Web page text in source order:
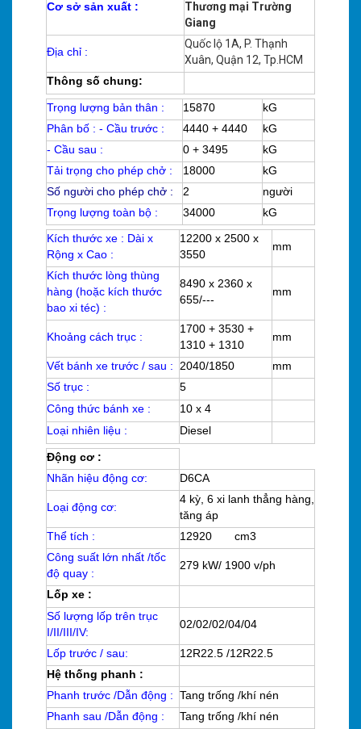
Cơ sở sản xuất :
Thương mại Trường
Giang
Địa chỉ :
Quốc lộ 1A, P. Thạnh
Xuân, Quận 12, Tp.HCM
Thông số chung:
Trọng lượng bản thân : 15870
kG
Phân bố : - Cầu trước :
4440 + 4440
kG
- Cầu sau :
0 + 3495
kG
Tải trọng cho phép chở :
18000
kG
Số người cho phép chở :
2
người
Trọng lượng toàn bộ :
34000
kG
Kích thước xe : Dài x
Rộng x Cao :
12200 x 2500 x
3550
mm
Kích thước lòng thùng
hàng (hoặc kích thước
bao xi téc) :
8490 x 2360 x
655/---
mm
Khoảng cách trục :
1700 + 3530 +
1310 + 1310
mm
Vết bánh xe trước / sau : 2040/1850
mm
Số trục :
5
Công thức bánh xe :
10 x 4
Loại nhiên liệu :
Diesel
Động cơ :
Nhãn hiệu động cơ:
D6CA
Loại động cơ:
4 kỳ, 6 xi lanh thẳng hàng,
tăng áp
Thể tích :
12920 cm3
Công suất lớn nhất /tốc
độ quay :
279 kW/ 1900 v/ph
Lốp xe :
Số lượng lốp trên trục
I/II/III/IV:
02/02/02/04/04
Lốp trước / sau:
12R22.5 /12R22.5
Hệ thống phanh :
Phanh trước /Dẫn động : Tang trống /khí nén
Phanh sau /Dẫn động :
Tang trống /khí nén